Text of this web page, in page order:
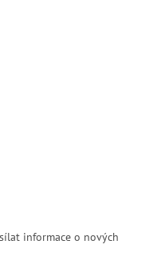
informace o nových